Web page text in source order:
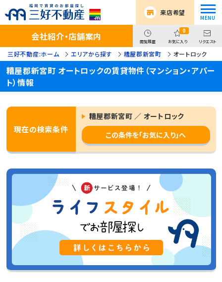
来店希望
会社紹介・店舗案内 閲覧履歴
0
お気に入り リクエスト
三好不動産:ホーム エリアから探す 糟屋郡新宮町 オートロック
糟屋郡新宮町 オートロックの賃貸物件（マンション・アパー
ト）情報
現在の検索条件
糟屋郡新宮町 ／ オートロック
この条件を「お気に入り」へ